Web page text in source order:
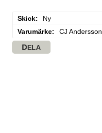
Skick
Ny
Varumärke
CJ Andersson
DELA